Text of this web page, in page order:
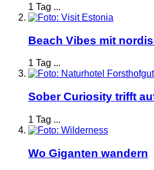
1 Tag ...
Beach Vibes mit
1 Tag ...
Sober Curiosity trifft
1 Tag ...
Wo Giganten wandern